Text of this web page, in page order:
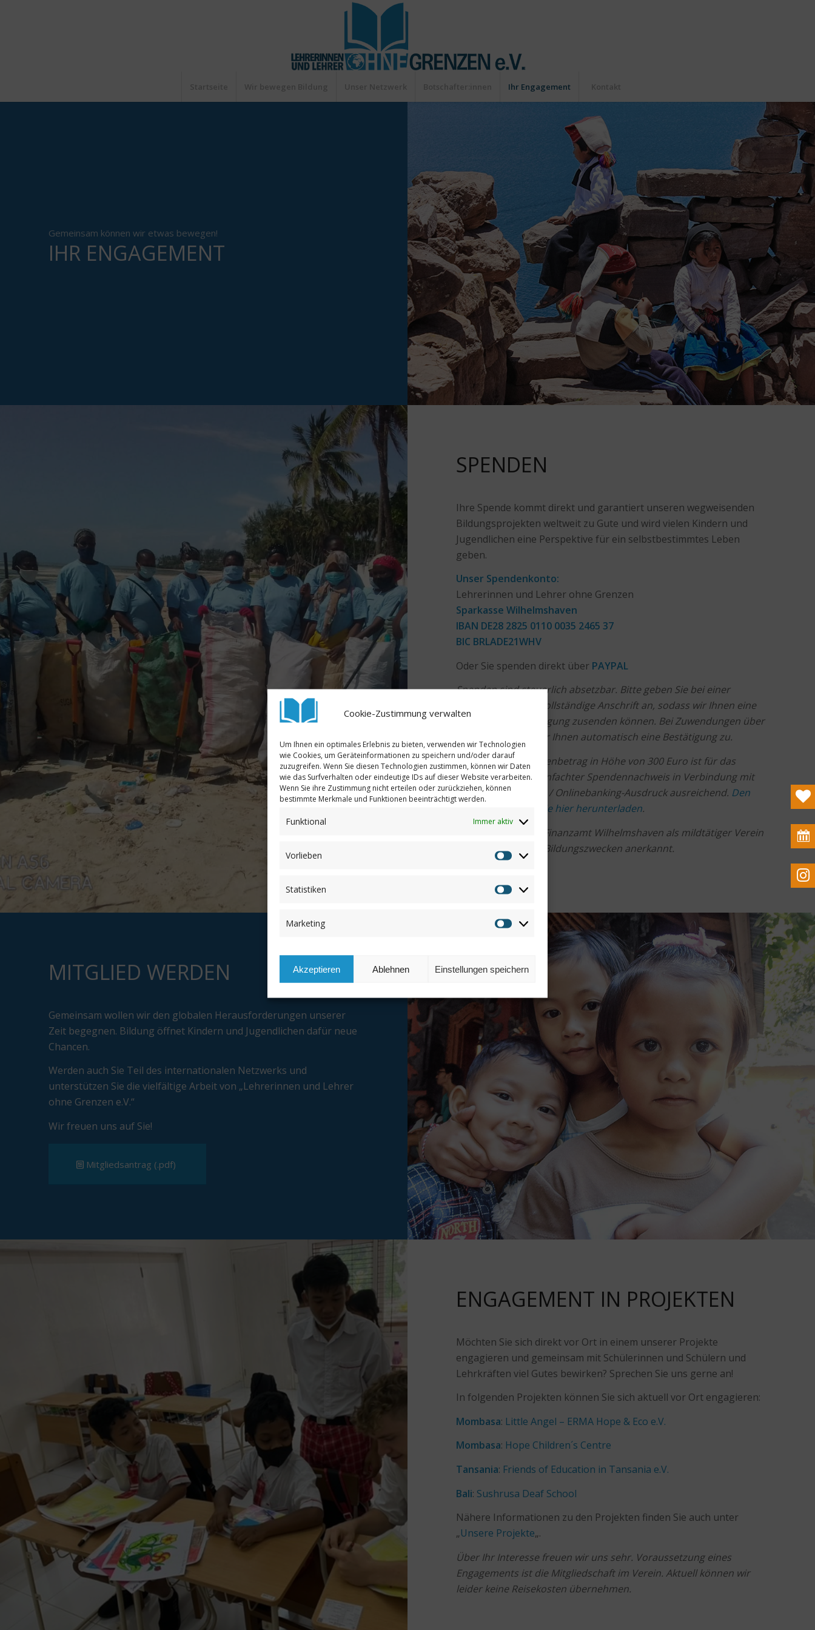
Cookie-Zustimmung verwalten
Um Ihnen ein optimales Erlebnis zu bieten, verwenden wir Technologien
wie Cookies, um Geräteinformationen zu speichern und/oder darauf
zuzugreifen. Wenn Sie diesen Technologien zustimmen, können wir Daten
wie das Surfverhalten oder eindeutige IDs auf dieser Website verarbeiten.
Wenn Sie ihre Zustimmung nicht erteilen oder zurückziehen, können
bestimmte Merkmale und Funktionen beeinträchtigt werden.
Funktional Immer aktiv
Vorlieben
Statistiken
Marketing
Akzeptieren Ablehnen Einstellungen speichern
Ihr Engagement
Gemeinsam können wir etwas bewegen!
IHR ENGAGEMENT
SPENDEN
Ihre Spende kommt direkt und garantiert unseren wegweisenden
Bildungsprojekten weltweit zu Gute und wird vielen Kindern und
Jugendlichen eine Perspektive für ein selbstbestimmtes Leben
geben.
Unser Spendenkonto:
Lehrerinnen und Lehrer ohne Grenzen
Sparkasse Wilhelmshaven
IBAN DE28 2825 0110 0035 2465 37
BIC BRLADE21WHV
Oder Sie spenden direkt über PAYPAL
Spenden sind steuerlich absetzbar. Bitte geben Sie bei einer
Überweisung Ihre vollständige Anschrift an, sodass wir Ihnen eine
Zuwendungsbestätigung zusenden können. Bei Zuwendungen über
300 Euro senden wir Ihnen automatisch eine Bestätigung zu.
Bis zu einem Spendenbetrag in Höhe von 300 Euro ist für das
Finanzamt ein vereinfachter Spendennachweis in Verbindung mit
Ihrem Kontoauszug / Onlinebanking-Ausdruck ausreichend. Den
Nachweis können Sie hier herunterladen.
Der Verein ist vom Finanzamt Wilhelmshaven als mildtätiger Verein
zur Förderung von Bildungszwecken anerkannt.
MITGLIED WERDEN
Gemeinsam wollen wir den globalen Herausforderungen unserer
Zeit begegnen. Bildung öffnet Kindern und Jugendlichen dafür neue
Chancen.
Werden auch Sie Teil des internationalen Netzwerks und
unterstützen Sie die vielfältige Arbeit von „Lehrerinnen und Lehrer
ohne Grenzen e.V.“
Wir freuen uns auf Sie!
Mitgliedsantrag (.pdf)
ENGAGEMENT IN PROJEKTEN
Möchten Sie sich direkt vor Ort in einem unserer Projekte
engagieren und gemeinsam mit Schülerinnen und Schülern und
Lehrkräften viel Gutes bewirken? Sprechen Sie uns gerne an!
In folgenden Projekten können Sie sich aktuell vor Ort engagieren:
Mombasa: Little Angel – ERMA Hope & Eco e.V.
Mombasa: Hope Children´s Centre
Tansania: Friends of Education in Tansania e.V.
Bali: Sushrusa Deaf School
Nähere Informationen zu den Projekten finden Sie auch unter
„Unsere Projekte„.
Über Ihr Interesse freuen wir uns sehr. Voraussetzung eines
Engagements ist die Mitgliedschaft im Verein. Aktuell können wir
leider keine Reisekosten übernehmen.